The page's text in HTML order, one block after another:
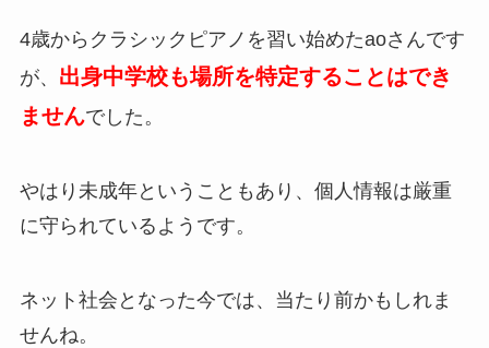
4歳からクラシックピアノを習い始めたaoさんです
が、 出身中学校も場所を特定することはでき
ませんでした。
やはり未成年ということもあり、個人情報は厳重
に守られているようです。
ネット社会となった今では、当たり前かもしれま
せんね。